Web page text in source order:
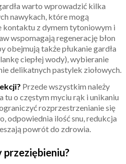
warto wprowadzić kilka
nawykach, które mogą
kontaktu z dymem tytoniowym i
wspomagają regenerację błon
obejmują także płukanie gardła
ciepłej wody), wybieranie
delikatnych pastylek ziołowych.
Przede wszystkim należy
tu o częstym myciu rąk i unikaniu
rozprzestrzenianie się
odpowiednia ilość snu, redukcja
powrót do zdrowia.
przeziębieniu?